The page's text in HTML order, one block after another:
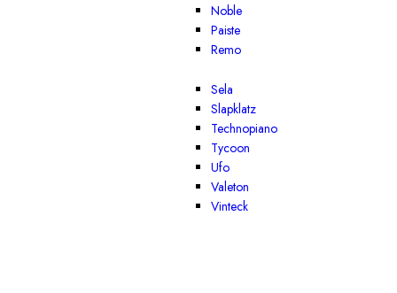
Noble
Paiste
Remo
Sela
Slapklatz
Technopiano
Tycoon
Ufo
Valeton
Vinteck